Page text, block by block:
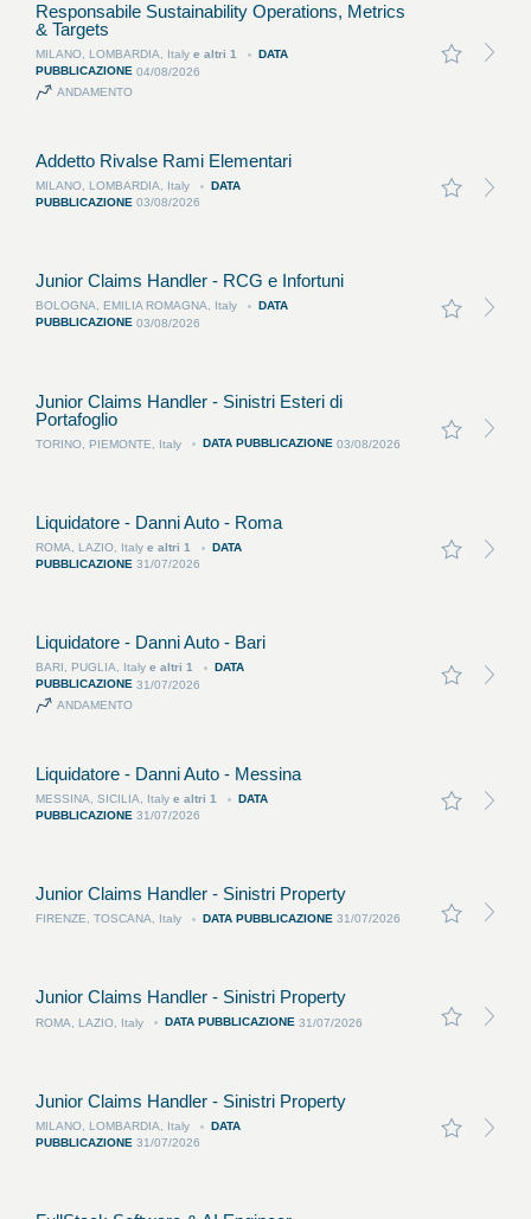
Responsabile Sustainability Operations, Metrics
& Targets
MILANO, LOMBARDIA, Italy e altri 1
DATA
PUBBLICAZIONE 04/08/2026
ANDAMENTO
Addetto Rivalse Rami Elementari
MILANO, LOMBARDIA, Italy
DATA
PUBBLICAZIONE 03/08/2026
Junior Claims Handler - RCG e Infortuni
BOLOGNA, EMILIA ROMAGNA, Italy
DATA
PUBBLICAZIONE 03/08/2026
Junior Claims Handler - Sinistri Esteri di
Portafoglio
TORINO, PIEMONTE, Italy DATA PUBBLICAZIONE 03/08/2026
Liquidatore - Danni Auto - Roma
ROMA, LAZIO, Italy e altri 1
DATA
PUBBLICAZIONE 31/07/2026
Liquidatore - Danni Auto - Bari
BARI, PUGLIA, Italy e altri 1
DATA
PUBBLICAZIONE 31/07/2026
ANDAMENTO
Liquidatore - Danni Auto - Messina
MESSINA, SICILIA, Italy e altri 1
DATA
PUBBLICAZIONE 31/07/2026
Junior Claims Handler - Sinistri Property
FIRENZE, TOSCANA, Italy DATA PUBBLICAZIONE 31/07/2026
Junior Claims Handler - Sinistri Property
ROMA, LAZIO, Italy DATA PUBBLICAZIONE 31/07/2026
Junior Claims Handler - Sinistri Property
MILANO, LOMBARDIA, Italy
DATA
PUBBLICAZIONE 31/07/2026